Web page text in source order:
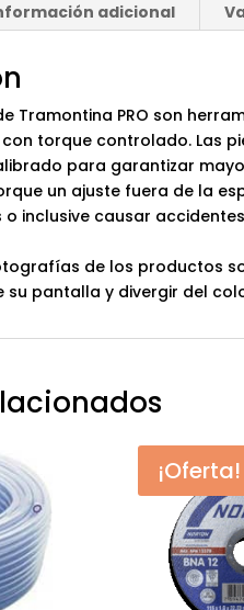
adicional
Tramontina PRO son
torque controlado. Las
para garantizar
un ajuste fuera de la
o inclusive causar
de los productos
su pantalla y divergir del
¡Oferta!